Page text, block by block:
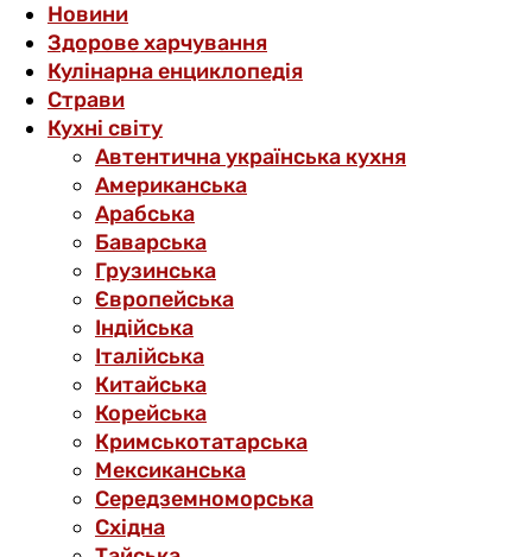
Новини
Здорове харчування
Кулінарна енциклопедія
Страви
Кухні світу
Автентична українська кухня
Американська
Арабська
Баварська
Грузинська
Європейська
Індійська
Італійська
Китайська
Корейська
Кримськотатарська
Мексиканська
Середземноморська
Східна